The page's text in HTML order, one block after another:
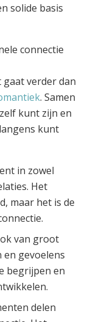
solide basis
connectie
verder dan
. Samen
kunt zijn en
kunt
in zowel
Het
maar het is de
van groot
en gevoelens
begrijpen en
delen